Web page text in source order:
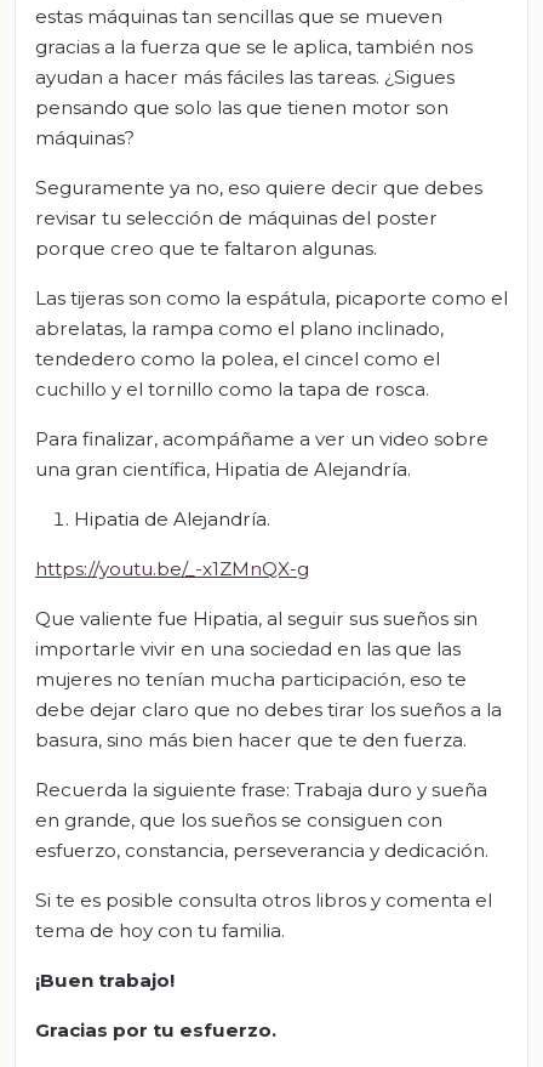
estas máquinas tan sencillas que se mueven
gracias a la fuerza que se le aplica, también nos
ayudan a hacer más fáciles las tareas. ¿Sigues
pensando que solo las que tienen motor son
máquinas?
Seguramente ya no, eso quiere decir que debes
revisar tu selección de máquinas del poster
porque creo que te faltaron algunas.
Las tijeras son como la espátula, picaporte como el
abrelatas, la rampa como el plano inclinado,
tendedero como la polea, el cincel como el
cuchillo y el tornillo como la tapa de rosca.
Para finalizar, acompáñame a ver un video sobre
una gran científica, Hipatia de Alejandría.
Hipatia de Alejandría.
https://youtu.be/_-x1ZMnQX-g
Que valiente fue Hipatia, al seguir sus sueños sin
importarle vivir en una sociedad en las que las
mujeres no tenían mucha participación, eso te
debe dejar claro que no debes tirar los sueños a la
basura, sino más bien hacer que te den fuerza.
Recuerda la siguiente frase: Trabaja duro y sueña
en grande, que los sueños se consiguen con
esfuerzo, constancia, perseverancia y dedicación.
Si te es posible consulta otros libros y comenta el
tema de hoy con tu familia.
¡Buen trabajo!
Gracias por tu esfuerzo.